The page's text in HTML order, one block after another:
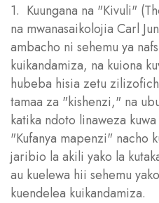
1. Kuungana na "Kivuli"
na mwanasaikolojia Carl
ambacho ni sehemu ya
kuikandamiza, na kuiona
hubeba hisia zetu
tamaa za "kishenzi," na
katika ndoto linaweza
"Kufanya mapenzi" nacho
jaribio la akili yako la
au kuelewa hii sehemu
kuendelea kuikandamiza.